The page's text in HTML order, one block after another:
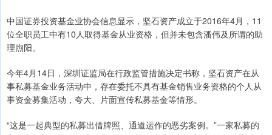
中国证券投资基金业协会信息显示，坚石资产成立于2016年4月，11
位全职员工中有10人取得基金从业资格，但并未包含潘伟及所谓的助
理煦阳。
今年4月14日，深圳证监局在行政监管措施决定书称，坚石资产在从
事私募基金业务活动中，存在委托不具有基金销售业务资格的个人从
事资金募集活动，夸大、片面宣传私募基金等情形。
“这是一起典型的私募出借牌照、通道运作的恶劣案例。”一家私募的